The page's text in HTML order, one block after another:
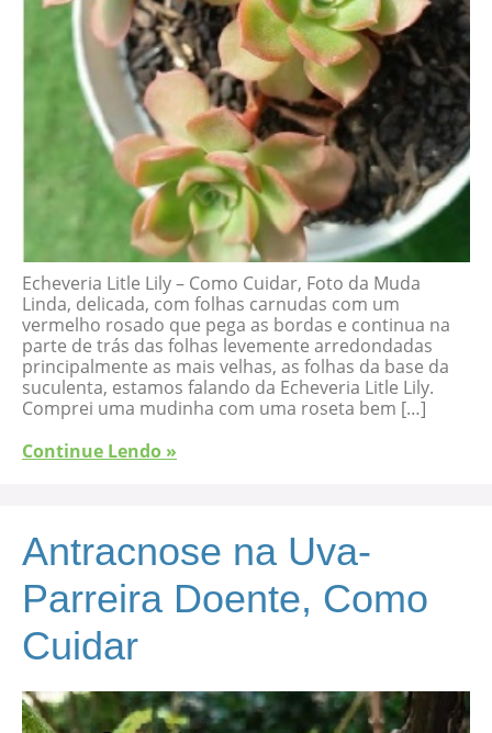
Echeveria Litle Lily – Como Cuidar, Foto da Muda
Linda, delicada, com folhas carnudas com um
vermelho rosado que pega as bordas e continua na
parte de trás das folhas levemente arredondadas
principalmente as mais velhas, as folhas da base da
suculenta, estamos falando da Echeveria Litle Lily.
Comprei uma mudinha com uma roseta bem […]
Continue Lendo »
Antracnose na Uva-
Parreira Doente, Como
Cuidar